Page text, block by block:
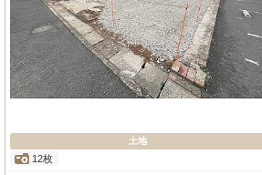
土地
12枚